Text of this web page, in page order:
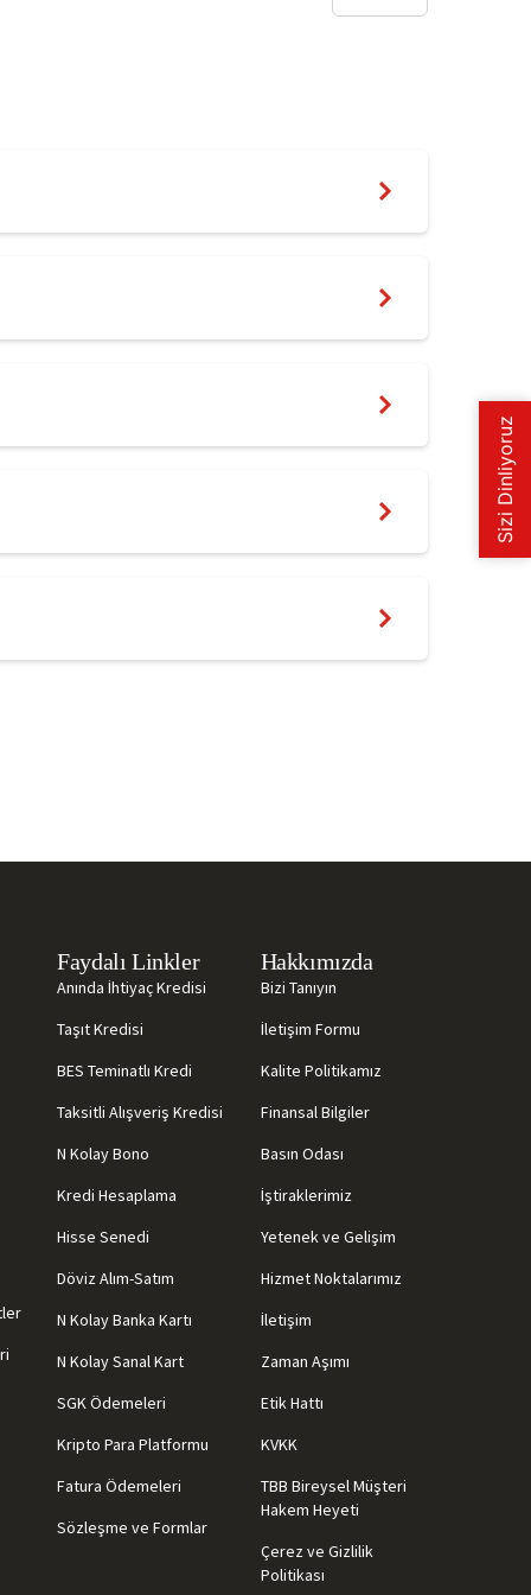
Faydalı Linkler
Anında İhtiyaç Kredisi
Taşıt Kredisi
BES Teminatlı Kredi
Taksitli Alışveriş Kredisi
N Kolay Bono
Kredi Hesaplama
Hisse Senedi
Döviz Alım-Satım
N Kolay Banka Kartı
N Kolay Sanal Kart
SGK Ödemeleri
Kripto Para Platformu
Fatura Ödemeleri
Sözleşme ve Formlar
Hakkımızda
Bizi Tanıyın
İletişim Formu
Kalite Politikamız
Finansal Bilgiler
Basın Odası
İştiraklerimiz
Yetenek ve Gelişim
Hizmet Noktalarımız
İletişim
Zaman Aşımı
Etik Hattı
KVKK
TBB Bireysel Müşteri
Hakem Heyeti
Çerez ve Gizlilik
Politikası